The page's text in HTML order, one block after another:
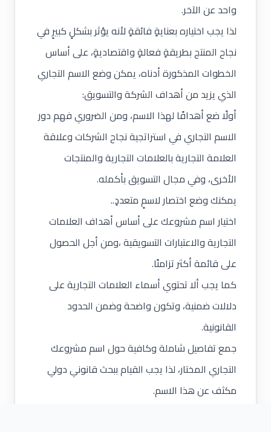
واحد عن الآخر.
لذا يجب اختياره بعنايةٍ فائقةٍ لأنه يؤثر بشكلٍ كبيرٍ في
نجاح المنتج بطريقةٍ فعالةٍ واقتصاديةٍ، على أساس
الخطوات المذكورة أدناه، يمكن وضع الاسم التجاري
الذي يزيد من أهداف الشركة والتسويق:
أولًا ضع أهدافًا لهذا الاسم، ومن الضروري فهم دور
الاسم التجاري في استراتجية نجاح الشركات وعلاقة
العلامة التجارية بالعلامات التجارية والمنتجات
الأخرى، وفي مجال التسويق بأكمله.
يمكنك وضع اختصار لاسمٍ متعددٍ..
اختيار اسم مشروعك على أساس أهداف العلامات
التجارية والاعتبارات التسويقية ،ومن أجل الحصول
على قائمة أكثر تزامنًا.
كما يجب ألا تحتوي أسماء العلامات التجارية على
دلالات ضمنية، وتكون واضحة وضمن الحدود
القانونية.
جمع تفاصيل شاملة وكافية حول اسم مشروعك
التجاري المختار، لذا يجب القيام ببحث قانوني دولي
مكثف عن هذا الاسم.